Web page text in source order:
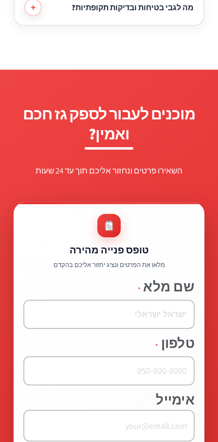
הם ללא עלות. אתם משלמים רק על הגז והשירות
מה לגבי בטיחות ובדיקות תקופתיות? +
מוכנים לעבור לספק גז חכם
ואמין?
השאירו פרטים ונחזור אליכם תוך עד 24 שעות
טופס פנייה מהירה
מלאו את הפרטים ונציג יחזור אליכם בהקדם
שם מלא *
טלפון *
אימייל